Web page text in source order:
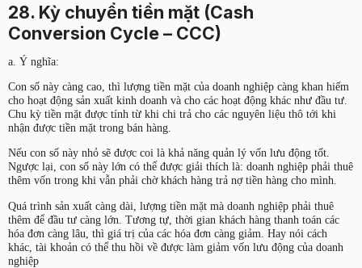
28. Kỳ chuyển tiền mặt (Cash
Conversion Cycle – CCC)
a. Ý nghĩa:
Con số này càng cao, thì lượng tiền mặt của doanh nghiệp càng khan hiếm
cho hoạt động sản xuất kinh doanh và cho các hoạt động khác như đầu tư.
Chu kỳ tiền mặt được tính từ khi chi trả cho các nguyên liệu thô tới khi
nhận được tiền mặt trong bán hàng.
Nếu con số này nhỏ sẽ được coi là khả năng quản lý vốn lưu động tốt.
Ngược lại, con số này lớn có thể được giải thích là: doanh nghiệp phải thuê
thêm vốn trong khi vẫn phải chờ khách hàng trả nợ tiền hàng cho mình.
Quá trình sản xuất càng dài, lượng tiền mặt mà doanh nghiệp phải thuê
thêm để đầu tư càng lớn. Tương tự, thời gian khách hàng thanh toán các
hóa đơn càng lâu, thì giá trị của các hóa đơn càng giảm. Hay nói cách
khác, tài khoản có thể thu hồi về được làm giảm vốn lưu động của doanh
nghiệp